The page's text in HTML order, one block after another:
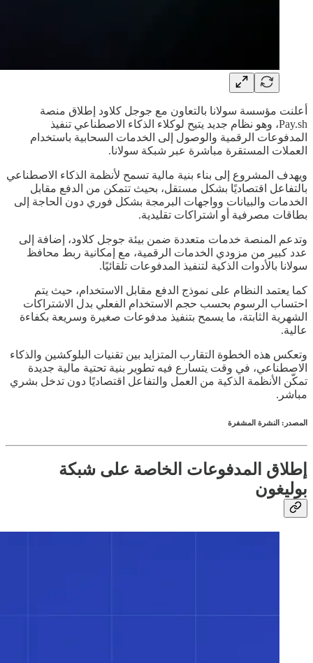
أعلنت مؤسسة سولانا بالتعاون مع جوجل كلاود إطلاق منصة
Pay.sh، وهو نظام جديد يتيح لوكلاء الذكاء الاصطناعي تنفيذ
المدفوعات الرقمية والوصول إلى الخدمات السحابية باستخدام
العملات المستقرة مباشرة عبر شبكة سولانا.
ويهدف المشروع إلى بناء بنية مالية تسمح لأنظمة الذكاء الاصطناعي
بالتفاعل اقتصاديًا بشكل مستقل، بحيث تتمكن من الدفع مقابل
الخدمات والبيانات وواجهات البرمجة بشكل فوري دون الحاجة إلى
بطاقات مصرفية أو اشتراكات تقليدية.
وتدعم المنصة خدمات متعددة ضمن بيئة جوجل كلاود، إضافة إلى
عدد كبير من مزودي الخدمات الرقمية، مع إمكانية ربط محافظ
سولانا بالأدوات الذكية لتنفيذ المدفوعات تلقائيًا.
كما يعتمد النظام على نموذج الدفع مقابل الاستخدام، حيث يتم
احتساب الرسوم بحسب حجم الاستخدام الفعلي بدل الاشتراكات
الشهرية الثابتة، ما يسمح بتنفيذ مدفوعات صغيرة وسريعة بكفاءة
عالية.
وتعكس هذه الخطوة التقارب المتزايد بين تقنيات البلوكشين والذكاء
الاصطناعي، في وقت يتسارع فيه تطوير بنية تحتية مالية جديدة
تمكّن الأنظمة الذكية من العمل والتفاعل اقتصاديًا دون تدخل بشري
مباشر.
المصدر: النشرة المشفرة
إطلاق المدفوعات الخاصة على شبكة
بوليغون